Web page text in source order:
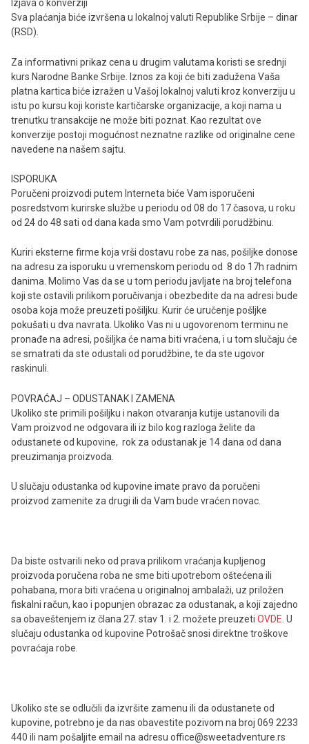
Izjava o konverziji
Sva plaćanja biće izvršena u lokalnoj valuti Republike Srbije – dinar
(RSD).
Za informativni prikaz cena u drugim valutama koristi se srednji
kurs Narodne Banke Srbije. Iznos za koji će biti zadužena Vaša
platna kartica biće izražen u Vašoj lokalnoj valuti kroz konverziju u
istu po kursu koji koriste kartičarske organizacije, a koji nama u
trenutku transakcije ne može biti poznat. Kao rezultat ove
konverzije postoji mogućnost neznatne razlike od originalne cene
navedene na našem sajtu.
ISPORUKA
Poručeni proizvodi putem Interneta biće Vam isporučeni
posredstvom kurirske službe u periodu od 08 do 17 časova, u roku
od 24 do 48 sati od dana kada smo Vam potvrdili porudžbinu.
Kuriri eksterne firme koja vrši dostavu robe za nas, pošiljke donose
na adresu za isporuku u vremenskom periodu od 8 do 17h radnim
danima. Molimo Vas da se u tom periodu javljate na broj telefona
koji ste ostavili prilikom poručivanja i obezbedite da na adresi bude
osoba koja može preuzeti pošiljku. Kurir će uručenje pošljke
pokušati u dva navrata. Ukoliko Vas ni u ugovorenom terminu ne
pronađe na adresi, pošiljka će nama biti vraćena, i u tom slučaju će
se smatrati da ste odustali od porudžbine, te da ste ugovor
raskinuli.
POVRAĆAJ – ODUSTANAK I ZAMENA
Ukoliko ste primili pošiljku i nakon otvaranja kutije ustanovili da
Vam proizvod ne odgovara ili iz bilo kog razloga želite da
odustanete od kupovine, rok za odustanak je 14 dana od dana
preuzimanja proizvoda.
U slučaju odustanka od kupovine imate pravo da poručeni
proizvod zamenite za drugi ili da Vam bude vraćen novac.
Da biste ostvarili neko od prava prilikom vraćanja kupljenog
proizvoda poručena roba ne sme biti upotrebom oštećena ili
pohabana, mora biti vraćena u originalnoj ambalaži, uz priložen
fiskalni račun, kao i popunjen obrazac za odustanak, a koji zajedno
sa obaveštenjem iz člana 27. stav 1. i 2. možete preuzeti OVDE . U
slučaju odustanka od kupovine Potrošač snosi direktne troškove
povraćaja robe.
Ukoliko ste se odlučili da izvršite zamenu ili da odustanete od
kupovine, potrebno je da nas obavestite pozivom na broj 069 2233
440 ili nam pošaljite email na adresu office@sweetadventure.rs